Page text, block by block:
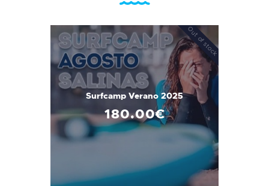
Out of stock
Surfcamp Verano 2025
180.00€